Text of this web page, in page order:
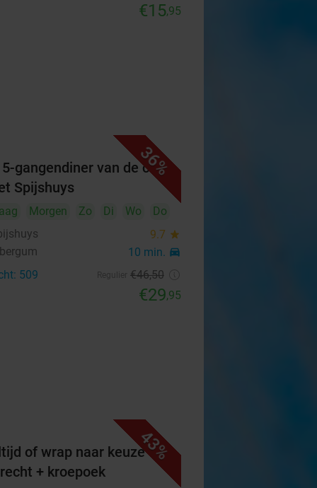
€15,95
36%
gangendiner van de chef
Spijshuys
Morgen Zo Di Wo
Do
9.7 star
10 min. directions_car
509 €46,50
€29,95
43%
of wrap naar keuze +
+ kroepoek